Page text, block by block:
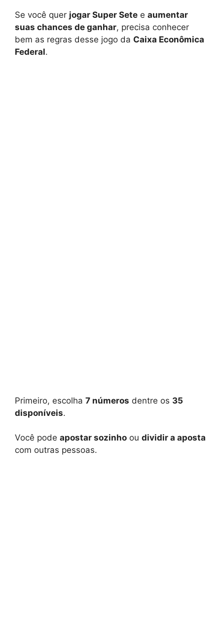
Se você quer jogar Super Sete e aumentar
suas chances de ganhar, precisa conhecer
bem as regras desse jogo da Caixa Econômica
Federal.
Primeiro, escolha 7 números dentre os 35
disponíveis.
Você pode apostar sozinho ou dividir a aposta
com outras pessoas.